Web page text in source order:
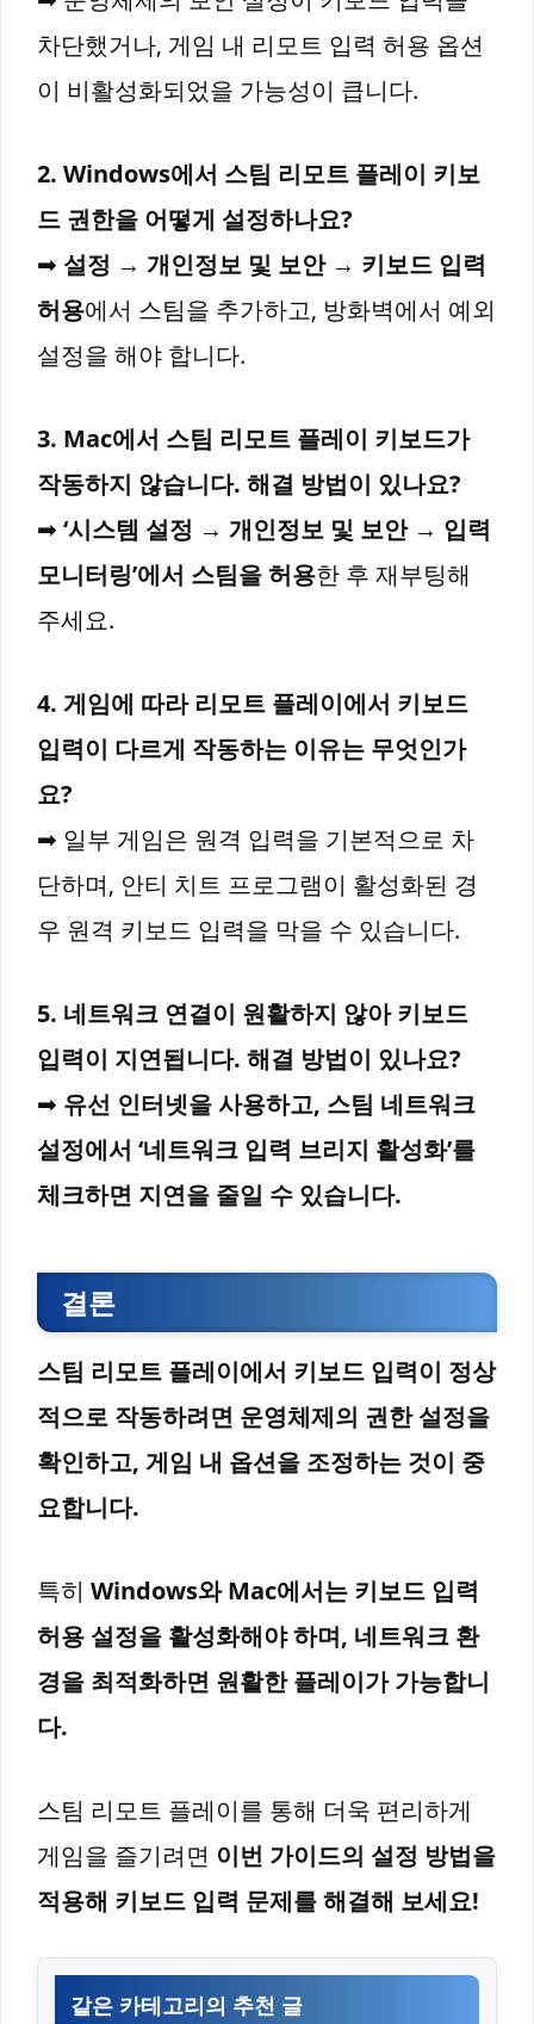
차단했거나, 게임 내 리모트 입력 허용 옵션
이 비활성화되었을 가능성이 큽니다.
2. Windows에서 스팀 리모트 플레이 키보
드 권한을 어떻게 설정하나요?
➡ 설정 → 개인정보 및 보안 → 키보드 입력
허용에서 스팀을 추가하고, 방화벽에서 예외
설정을 해야 합니다.
3. Mac에서 스팀 리모트 플레이 키보드가
작동하지 않습니다. 해결 방법이 있나요?
➡ ‘시스템 설정 → 개인정보 및 보안 → 입력
모니터링’에서 스팀을 허용한 후 재부팅해
주세요.
4. 게임에 따라 리모트 플레이에서 키보드
입력이 다르게 작동하는 이유는 무엇인가
요?
➡ 일부 게임은 원격 입력을 기본적으로 차
단하며, 안티 치트 프로그램이 활성화된 경
우 원격 키보드 입력을 막을 수 있습니다.
5. 네트워크 연결이 원활하지 않아 키보드
입력이 지연됩니다. 해결 방법이 있나요?
➡ 유선 인터넷을 사용하고, 스팀 네트워크
설정에서 ‘네트워크 입력 브리지 활성화’를
체크하면 지연을 줄일 수 있습니다.
결론
스팀 리모트 플레이에서 키보드 입력이 정상
적으로 작동하려면 운영체제의 권한 설정을
확인하고, 게임 내 옵션을 조정하는 것이 중
요합니다.
특히 Windows와 Mac에서는 키보드 입력
허용 설정을 활성화해야 하며, 네트워크 환
경을 최적화하면 원활한 플레이가 가능합니
다.
스팀 리모트 플레이를 통해 더욱 편리하게
게임을 즐기려면 이번 가이드의 설정 방법을
적용해 키보드 입력 문제를 해결해 보세요!
같은 카테고리의 추천 글